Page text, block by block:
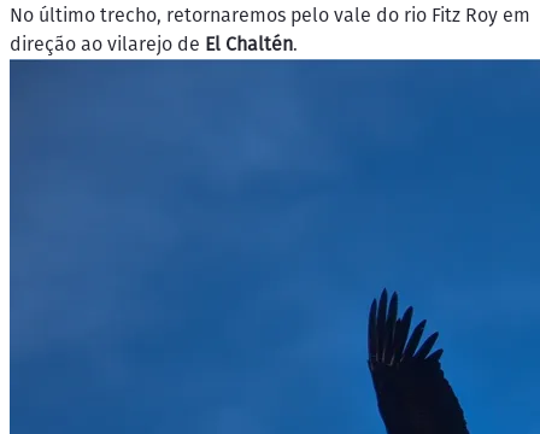
No último trecho, retornaremos pelo vale do rio Fitz Roy em
direção ao vilarejo de El Chaltén.